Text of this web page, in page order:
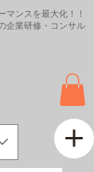
マンスを最大化！！
企業研修・コンサル